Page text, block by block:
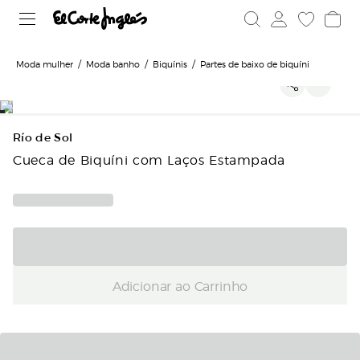
Moda mulher Moda banho Biquínis Partes de baixo de biquíni
Río de Sol
Cueca de Biquíni com Laços Estampada
Adicionar ao Carrinho